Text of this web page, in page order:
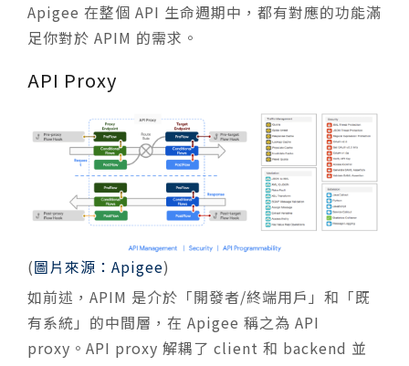
Apigee 在整個 API 生命週期中，都有對應的功能滿
足你對於 APIM 的需求。
API Proxy
(圖片來源：Apigee)
如前述，APIM 是介於「開發者/終端用戶」和「既
有系統」的中間層，在 Apigee 稱之為 API
proxy。API proxy 解耦了 client 和 backend 並